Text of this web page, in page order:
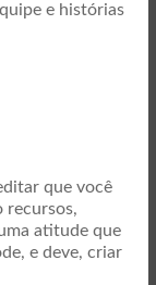
e histórias
que você
recursos,
atitude que
e deve, criar